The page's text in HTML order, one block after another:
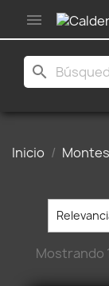

search
Inicio
Mostrando